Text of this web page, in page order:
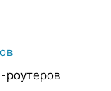
роутеров